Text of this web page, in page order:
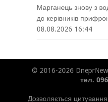
Марганець знову з
до керівників
08.08.2026 16:44
© 2016-2026
тел.
Дозволяється